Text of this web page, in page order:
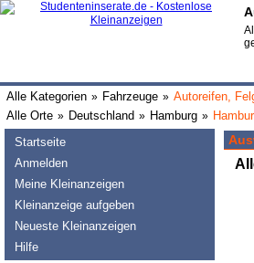
Alle Kategorien » Fahrzeuge » Autoreifen,
Alle Orte » Deutschland » Hamburg »
Startseite
Anmelden
Meine Kleinanzeigen
Kleinanzeige aufgeben
Neueste Kleinanzeigen
Hilfe